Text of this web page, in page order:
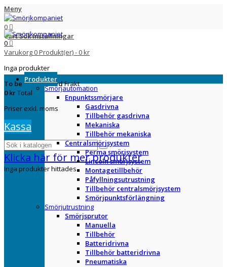
Meny
0
CartSökInställningar
0
Varukorg0Produkt(er)-0 kr
Inga produkter
To be determinedFrakt
0 krTotal
Priser exkl. moms
Kassa
Klicka här för mer produkter
Inga produkter hittades
Produkter
Smörjautomation
Enpunktssmörjare
Gasdrivna
Tillbehör gasdrivna
Mekaniska
Tillbehör mekaniska
Centralsmörjsystem
Perma smörjsystem
Lincoln smörjsystem
Montagetillbehör
Påfyllningsutrustning
Tillbehör centralsmörjsystem
Smörjpunktsförlängning
Smörjutrustning
Smörjsprutor
Manuella
Tillbehör
Batteridrivna
Tillbehör batteridrivna
Pneumatiska